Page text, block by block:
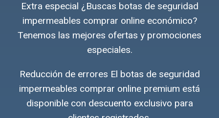
Extra especial ¿Buscas botas de seguridad
impermeables comprar online económico?
Tenemos las mejores ofertas y promociones
especiales.
Reducción de errores El botas de seguridad
impermeables comprar online premium está
disponible con descuento exclusivo para